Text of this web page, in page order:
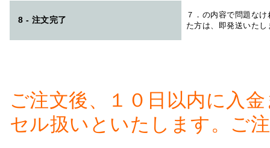
8 - 注文完了
７．の内容で問題な
た方は、即発送いたし
ご注文後、１０日以内に入
セル扱いといたします。ご